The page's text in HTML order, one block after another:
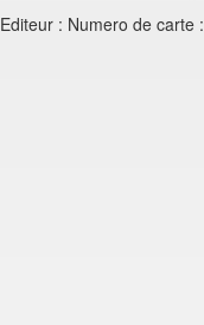
Editeur : Numero de carte :